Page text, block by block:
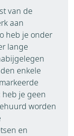
van de
aan
heb je onder
lange
enkele
je geen
worden
en